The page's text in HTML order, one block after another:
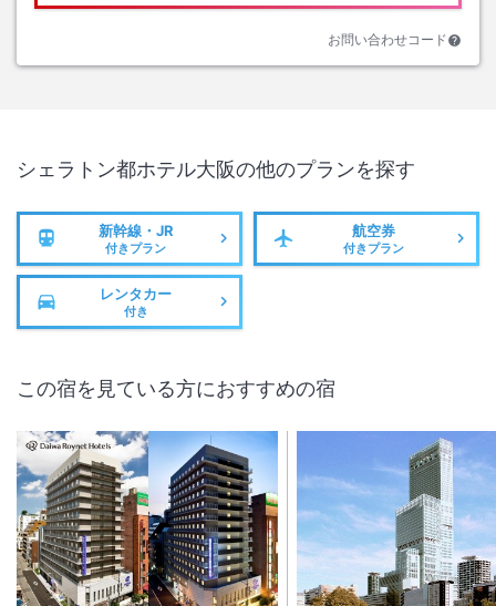
お問い合わせコード
シェラトン都ホテル大阪の他のプランを探す
新幹線・JR
付きプラン
航空券
付きプラン
レンタカー
付き
この宿を見ている方におすすめの宿